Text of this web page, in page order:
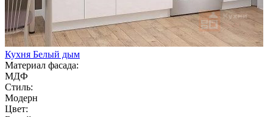
Кухня Белый дым
Материал фасада:
МДФ
Стиль:
Модерн
Цвет: